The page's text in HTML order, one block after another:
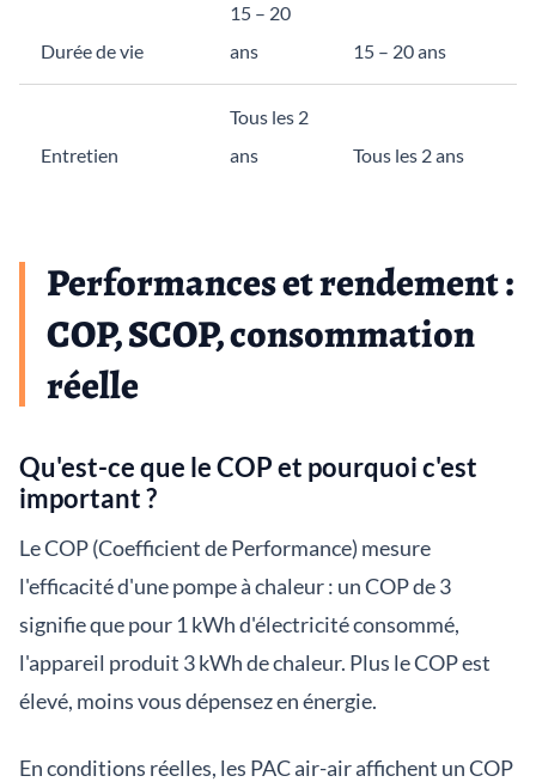
Durée de vie
15 – 20
ans
15 – 20 ans
Entretien
Tous les 2
ans
Tous les 2 ans
Performances et rendement :
COP, SCOP, consommation
réelle
Qu'est-ce que le COP et pourquoi c'est
important ?
Le COP (Coefficient de Performance) mesure
l'efficacité d'une pompe à chaleur : un COP de 3
signifie que pour 1 kWh d'électricité consommé,
l'appareil produit 3 kWh de chaleur. Plus le COP est
élevé, moins vous dépensez en énergie.
En conditions réelles, les PAC air-air affichent un COP